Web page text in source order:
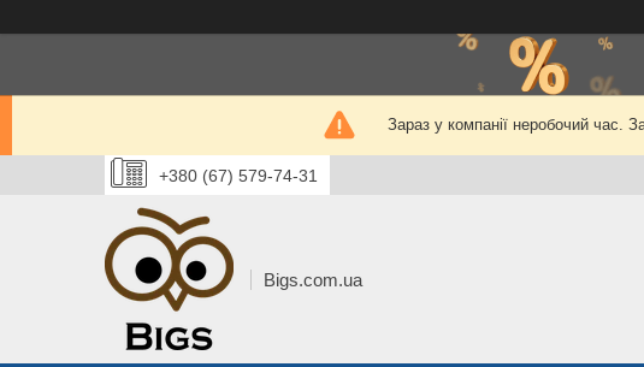
Зараз у компанії неробочий час.
+380 (67) 579-74-31
Bigs.com.ua